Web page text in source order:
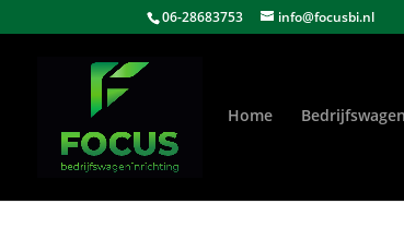
06-28683753 info@focusbi.nl
Home